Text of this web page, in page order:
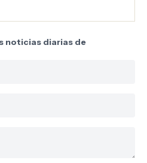
noticias diarias de